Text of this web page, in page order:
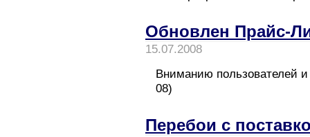
Обновлен Прайс-
15.07.2008
Вниманию пользователей
08)
Перебои с